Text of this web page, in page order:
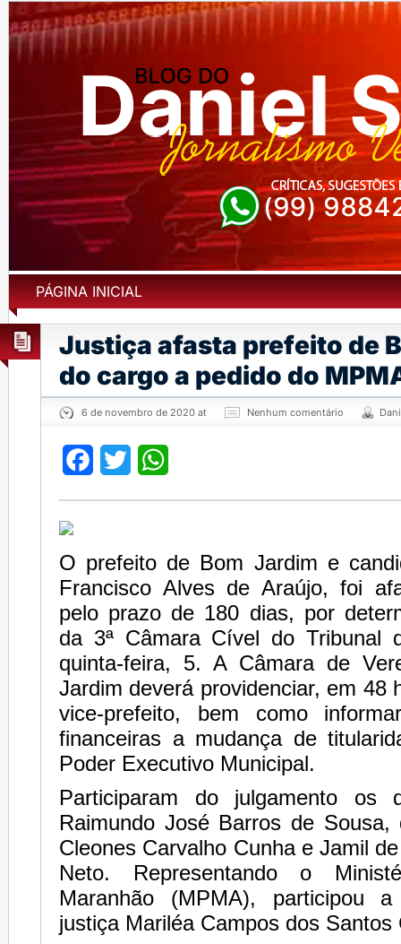
PÁGINA INICIAL
Justiça afasta prefeito de
do cargo a pedido do
6 de novembro de 2020 at Nenhum comentário
Facebook
Twitter
O prefeito de Bom Jardim e
Francisco Alves de Araújo, foi
pelo prazo de 180 dias, por
da 3ª Câmara Cível do Tribunal
quinta-feira, 5. A Câmara de
Jardim deverá providenciar, em 48
vice-prefeito, bem como
financeiras a mudança de
Poder Executivo Municipal.
Participaram do julgamento os
Raimundo José Barros de
Cleones Carvalho Cunha e Jamil
Neto. Representando o
Maranhão (MPMA), participou
justiça Mariléa Campos dos Santos